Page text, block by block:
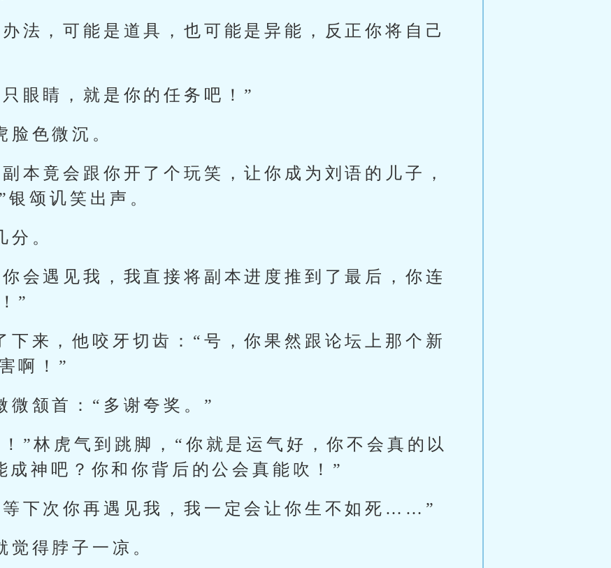
法，可能是道具，也可能是异能，反正你将自己
眼睛，就是你的任务吧！”
脸色微沉。
本竟会跟你开了个玩笑，让你成为刘语的儿子，
颂讥笑出声。
分。
会遇见我，我直接将副本进度推到了最后，你连
”
下来，他咬牙切齿：“号，你果然跟论坛上那个新
啊！”
微颔首：“多谢夸奖。”
”林虎气到跳脚，“你就是运气好，你不会真的以
成神吧？你和你背后的公会真能吹！”
下次你再遇见我，我一定会让你生不如死……”
觉得脖子一凉。